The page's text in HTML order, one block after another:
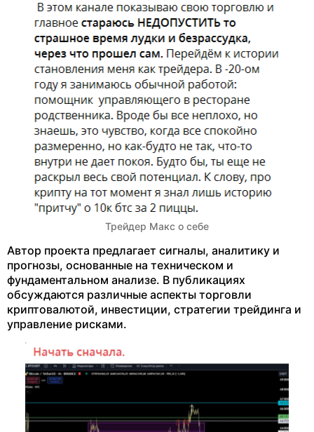
Трейдер Макс о себе
Автор проекта предлагает сигналы, аналитику и
прогнозы, основанные на техническом и
фундаментальном анализе. В публикациях
обсуждаются различные аспекты торговли
криптовалютой, инвестиции, стратегии трейдинга и
управление рисками.